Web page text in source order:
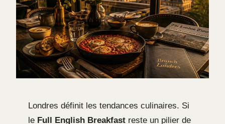
Londres définit les tendances culinaires. Si
le Full English Breakfast reste un pilier de